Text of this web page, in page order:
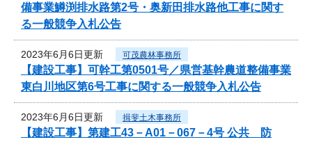
備事業鱒渕排水路第2号・奥新田排水路他工事に関す
る一般競争入札公告
2023年6月6日更新 可茂農林事務所
【建設工事】可幹工第0501号／県営基幹農道整備事業
東白川地区第6号工事に関する一般競争入札公告
2023年6月6日更新 揖斐土木事務所
【建設工事】第建工43－A01－067－4号 公共 防